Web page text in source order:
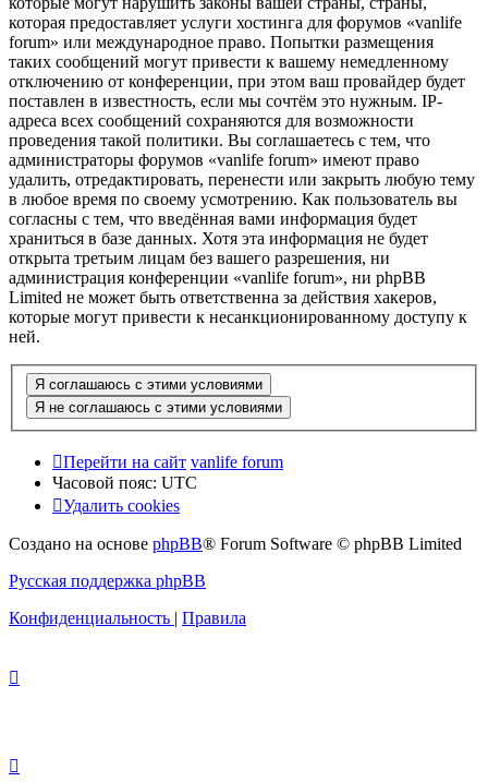
которая предоставляет услуги хостинга для форумов «vanlife
forum» или международное право. Попытки размещения
таких сообщений могут привести к вашему немедленному
отключению от конференции, при этом ваш провайдер будет
поставлен в известность, если мы сочтём это нужным. IP-
адреса всех сообщений сохраняются для возможности
проведения такой политики. Вы соглашаетесь с тем, что
администраторы форумов «vanlife forum» имеют право
удалить, отредактировать, перенести или закрыть любую тему
в любое время по своему усмотрению. Как пользователь вы
согласны с тем, что введённая вами информация будет
храниться в базе данных. Хотя эта информация не будет
открыта третьим лицам без вашего разрешения, ни
администрация конференции «vanlife forum», ни phpBB
Limited не может быть ответственна за действия хакеров,
которые могут привести к несанкционированному доступу к
ней.
Перейти на сайт vanlife forum
Часовой пояс: UTC
Удалить cookies
Создано на основе phpBB® Forum Software © phpBB Limited
Русская поддержка phpBB
Конфиденциальность | Правила